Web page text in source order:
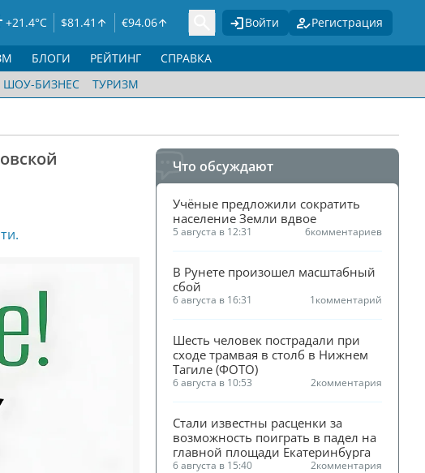
+21.4°C $81.41 €94.06 Войти Регистрация
ШОУ-БИЗНЕС ТУРИЗМ
БЛОГИ РЕЙТИНГ СПРАВКА
Что обсуждают
Учёные предложили сократить
население Земли вдвое
5 августа в 12:31 6комментариев
В Рунете произошел масштабный
сбой
6 августа в 16:31 1комментарий
Шесть человек пострадали при
сходе трамвая в столб в Нижнем
Тагиле (ФОТО)
6 августа в 10:53 2комментария
Стали известны расценки за
возможность поиграть в падел на
главной площади Екатеринбурга
6 августа в 15:40 2комментария